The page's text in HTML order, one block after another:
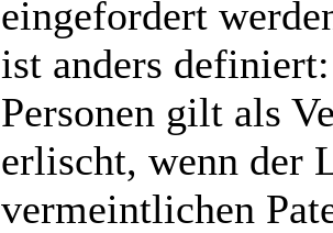
eingefordert
ist anders
Personen gilt als
erlischt, wenn der
vermeintlichen